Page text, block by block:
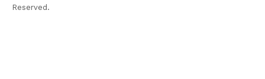
Reserved.